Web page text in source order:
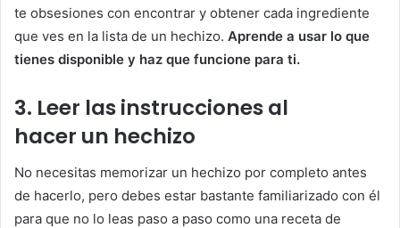
te obsesiones con encontrar y obtener cada ingrediente
que ves en la lista de un hechizo. Aprende a usar lo que
tienes disponible y haz que funcione para ti.
3. Leer las instrucciones al
hacer un hechizo
No necesitas memorizar un hechizo por completo antes
de hacerlo, pero debes estar bastante familiarizado con él
para que no lo leas paso a paso como una receta de